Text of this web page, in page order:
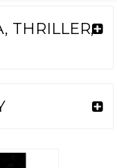
THRILLER,